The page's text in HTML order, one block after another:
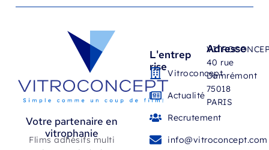
Votre partenaire en
vitrophanie
Flims adhésifs multi
L'entrep
riseVitroconcept
Actualité
Recrutement
info@vitroconcept.com
Adresse
40 rue
Damrémont
75018
PARIS